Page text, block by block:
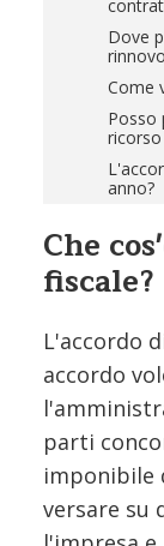
Dove
Come
Posso
anno?
Che
fiscale?
L'accordo
accordo
parti
imponibile
versare su